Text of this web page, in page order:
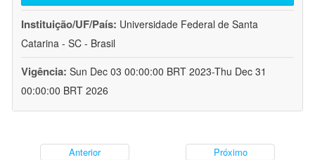
Instituição/UF/País: Universidade Federal de Santa
Catarina - SC - Brasil
Vigência: Sun Dec 03 00:00:00 BRT 2023-Thu Dec 31
00:00:00 BRT 2026
Anterior Próximo